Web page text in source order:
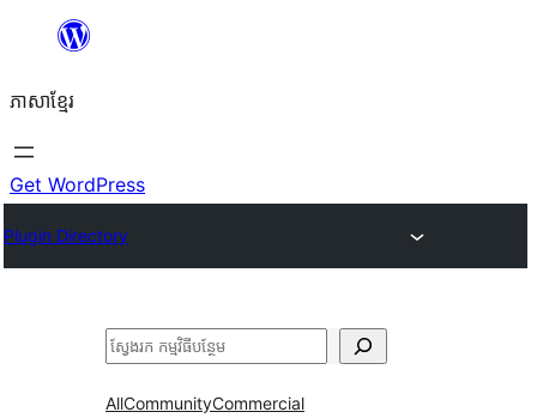
content
ភាសា​ខ្មែរ
Get WordPress
Plugin Directory
ស្វែងរក
AllCommunityCommercial